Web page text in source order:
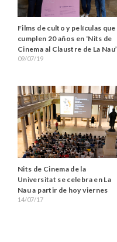
Films de culto y películas que
cumplen 20 años en ‘Nits de
Cinema al Claustre de La Nau’
09/07/19
Nits de Cinema de la
Universitat se celebra en La
Nau a partir de hoy viernes
14/07/17